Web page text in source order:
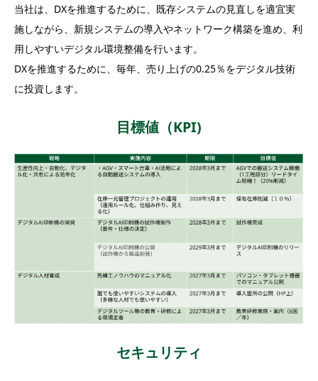
当社は、DXを推進するために、既存システムの見直しを適宜実
施しながら、新規システムの導入やネットワーク構築を進め、利
用しやすいデジタル環境整備を行います。
DXを推進するために、毎年、売り上げの0.25％をデジタル技術
に投資します。
目標値（KPI)
セキュリティ